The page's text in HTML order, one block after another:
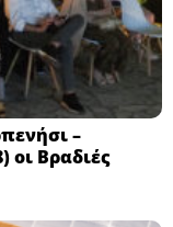
–
οι Βραδιές